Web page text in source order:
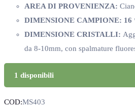
AREA DI PROVENIENZA:
DIMENSIONE CAMPIONE: 16
DIMENSIONE CRISTALLI:
da 8-10mm, con spalmature
1 disponibili
COD:MS403